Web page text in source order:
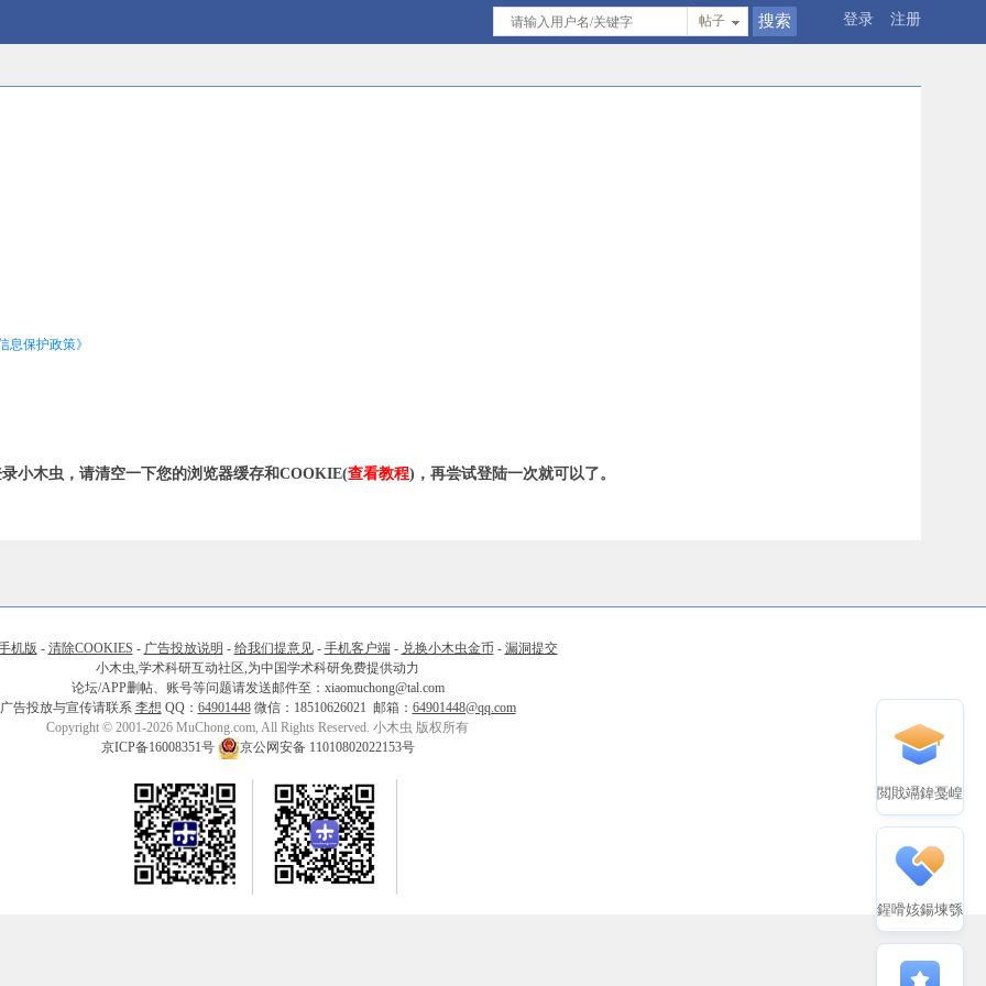
登录 注册
帖子
息保护政策》
小木虫，请清空一下您的浏览器缓存和COOKIE(查看教程)，再尝试登陆一次就可以了。
机版 - 清除COOKIES - 广告投放说明 - 给我们提意见- 手机客户端- 兑换小木虫金币 - 漏洞提交
小木虫,学术科研互动社区,为中国学术科研免费提供动力
论坛/APP删帖、账号等问题请发送邮件至：xiaomuchong@tal.com
广告投放与宣传请联系 李想 QQ： 64901448微信：18510626021 邮箱： 64901448@qq.com
Copyright © 2001-2026 MuChong.com, All Rights Reserved. 小木虫 版权所有
京ICP备16008351号
京公网安备 11010802022153号
閲戝竵鍏戞崲
鍟嗗姟鍚堜綔